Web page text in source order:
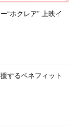
“ホクレア” 上映イ
するベネフィット